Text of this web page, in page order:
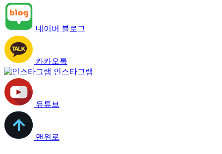
네이버 블로그
카카오톡
인스타그램
유튜브
맨위로